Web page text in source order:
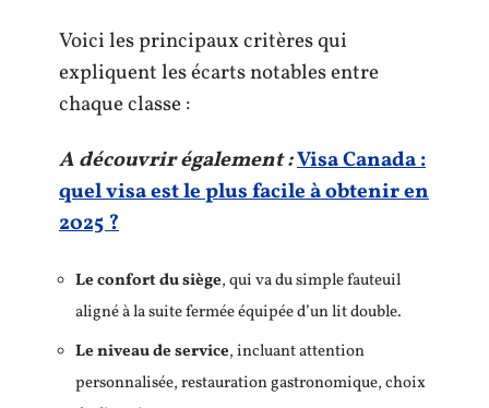
Voici les principaux critères qui
expliquent les écarts notables entre
chaque classe :
A découvrir également :Visa Canada :
quel visa est le plus facile à obtenir en
2025 ?
Le confort du siège, qui va du simple fauteuil
aligné à la suite fermée équipée d’un lit double.
Le niveau de service, incluant attention
personnalisée, restauration gastronomique, choix